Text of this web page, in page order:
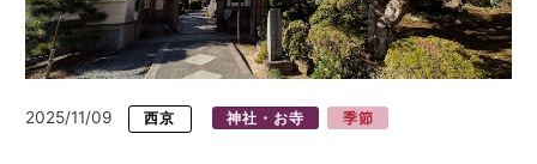
2025/11/09 西京 神社・お寺 季節